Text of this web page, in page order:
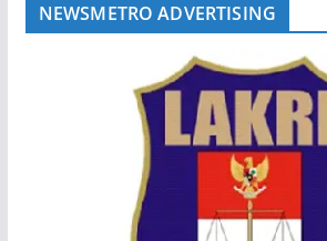
NEWSMETRO ADVERTISING